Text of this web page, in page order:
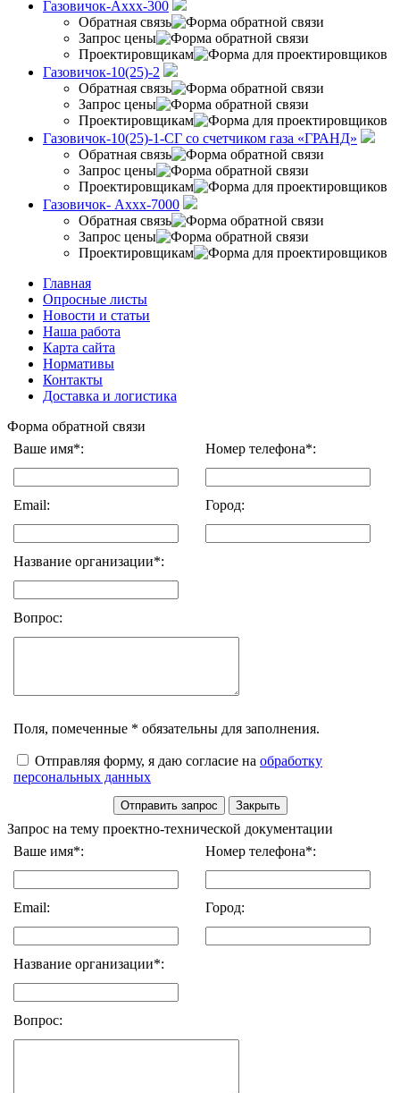
Газовичок-Аххх-300
Обратная связь
Запрос цены
Проектировщикам
Газовичок-10(25)-2
Обратная связь
Запрос цены
Проектировщикам
Газовичок-10(25)-1-СГ со счетчиком газа «ГРАНД»
Обратная связь
Запрос цены
Проектировщикам
Газовичок- Аххх-7000
Обратная связь
Запрос цены
Проектировщикам
Главная
Опросные листы
Новости и статьи
Наша работа
Карта сайта
Нормативы
Контакты
Доставка и логистика
Форма обратной связи
Ваше имя*:
Номер телефона*:
Email: Город:
Название организации*:
Вопрос:
Поля, помеченные * обязательны для заполнения.
Отправляя форму, я даю согласие на обработку
персональных данных
Запрос на тему проектно-технической документации
Ваше имя*:
Номер телефона*:
Email: Город:
Название организации*:
Вопрос: